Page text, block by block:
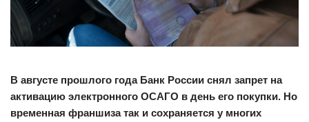
В августе прошлого года Банк России снял запрет на
активацию электронного ОСАГО в день его покупки. Но
временная франшиза так и сохраняется у многих